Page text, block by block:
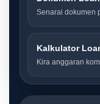
Senarai dokumen
Kalkulator
Kira anggaran